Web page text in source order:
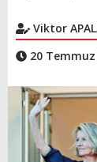
Viktor
20